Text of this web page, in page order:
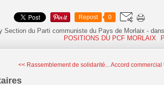
Repost 0
Section du Parti communiste du Pays de Morlaix -dans
POSITIONS DU PCF MORLAIX
<< Rassemblement de solidarité...Accord commercial